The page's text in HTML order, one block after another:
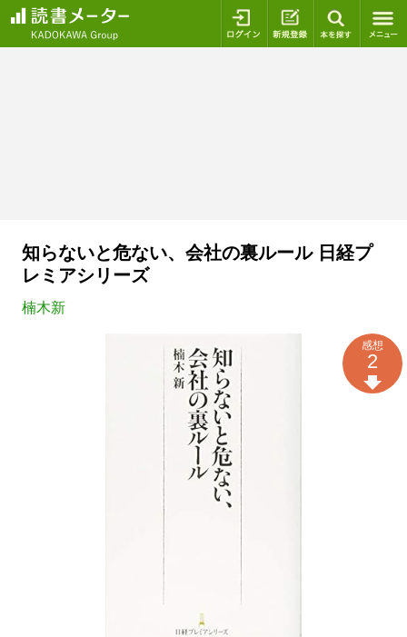
ログイン 新規登録
知らないと危ない、会社の裏ルール 日経プ
レミアシリーズ
楠木新
感想
2